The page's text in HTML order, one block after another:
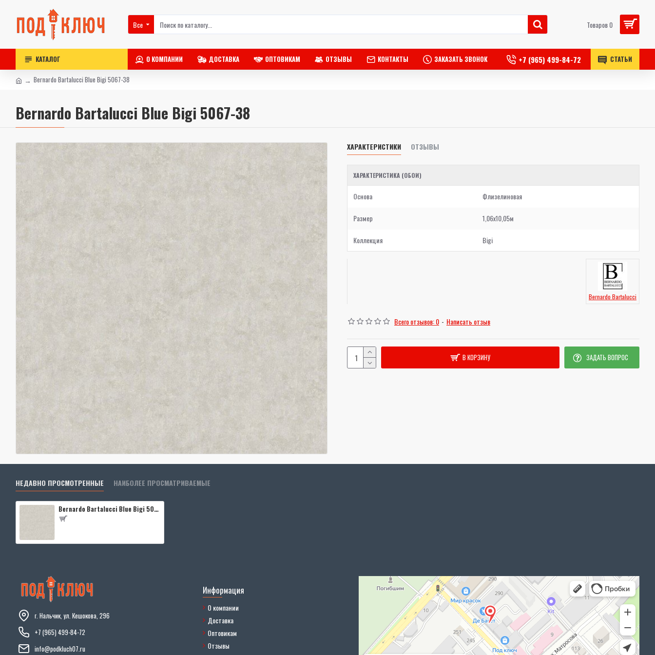
Все Товаров 0
КАТАЛОГ О КОМПАНИИ ДОСТАВКА ОПТОВИКАМ ОТЗЫВЫ КОНТАКТЫ ЗАКАЗАТЬ ЗВОНОК +7 (965) 499-84-72 СТАТЬИ
Bernardo Bartalucci Blue Bigi 5067-38
Bernardo Bartalucci Blue Bigi 5067-38
ХАРАКТЕРИСТИКИ ОТЗЫВЫ
ХАРАКТЕРИСТИКА (ОБОИ)
Основа Флизелиновая
Размер 1,06x10,05м
Коллекция Bigi
Bernardo Bartalucci
Всего отзывов: 0 - Написать отзыв
В КОРЗИНУ ЗАДАТЬ ВОПРОС
НЕДАВНО ПРОСМОТРЕННЫЕ НАИБОЛЕЕ ПРОСМАТРИВАЕМЫЕ
Bernardo Bartalucci Blue Bigi 5067-38
г. Нальчик, ул. Кешокова, 296
+7 (965) 499-84-72
info@podkluch07.ru
Информация
О компании
Доставка
Оптовикам
Отзывы